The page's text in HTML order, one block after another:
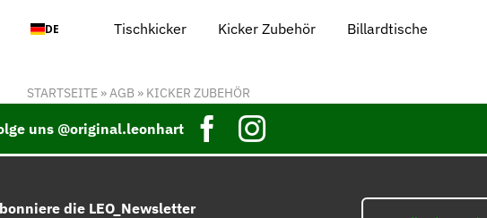
Inhalt DE Tischkicker Kicker Zubehör Billardtische
STARTSEITE»AGB » KICKER ZUBEHÖR
uns @original.leonhart
die LEO_Newsletter